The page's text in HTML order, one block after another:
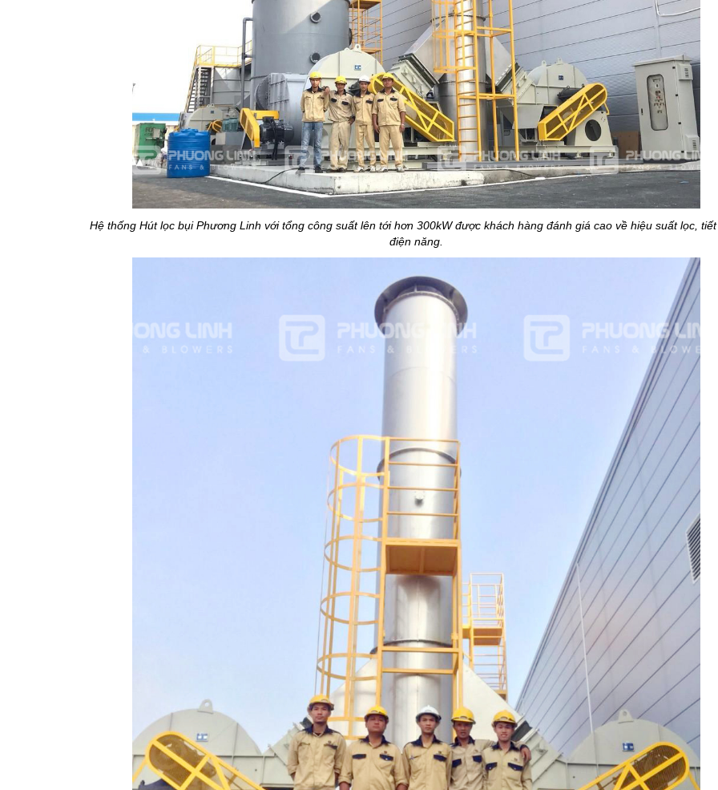
Hệ thống Hút lọc bụi Phương Linh với tổng công suất lên tới hơn 300kW được khách hàng đánh giá cao về hiệu suất lọc,
điện năng.